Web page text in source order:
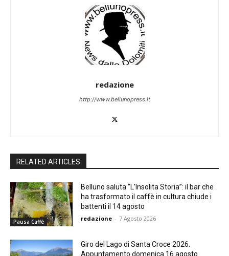
redazione
http://www.bellunopress.it
RELATED ARTICLES
Pausa Caffè
Belluno saluta “L’Insolita Storia”: il bar che
ha trasformato il caffè in cultura chiude i
battenti il 14 agosto
redazione - 7 Agosto 2026
Giro del Lago di Santa Croce 2026.
Appuntamento domenica 16 agosto